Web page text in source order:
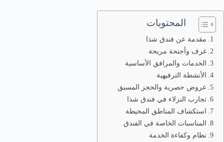
المحتويات
مقدمة عن فندق شذا
غرف وأجنحة مريحة
الخدمات والمرافق الأساسية
الأنشطة الترفيهية
عروض حصرية والحجز المسبق
تجارب النزلاء في فندق شذا
استكشاف المناطق المحيطة
المناسبات الخاصة في الفندق
نظام وكفاءة الخدمة